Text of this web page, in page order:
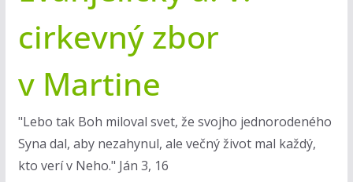
cirkevný zbor
v Martine
"Lebo tak Boh miloval svet, že svojho jednorodeného
Syna dal, aby nezahynul, ale večný život mal každý,
kto verí v Neho." Ján 3, 16